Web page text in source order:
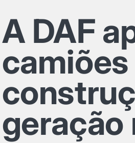
A DAF
camiões
geração